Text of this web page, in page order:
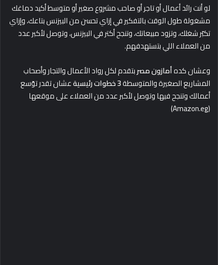
لو أنت رائد أعمال أو تاجر أو صاحب مشروع صغير أو متوسط أكيد دماغك
مشغولة طول الوقت بالتفكير في إزاي تحسن من البيزنس بتاعك، وإزاي
تكبّر شغلك، وتزود مبيعاتك، وتنجح أكتر في البيزنس، وتوصل لأكبر عدد
من العملاء اللي بتستهدفهم.
وعشان كدهأمازون مصربتقدم لكل رواد الأعمال والتجار وأصحاب
المشاريع الصغيرة والمتوسطة3 خطوات رئيسية عشانتقدر توّسع
أعمالك وتنجح فيها وتوصل لأكبر عدد من العملاء على موقعها
(Amazon.eg)